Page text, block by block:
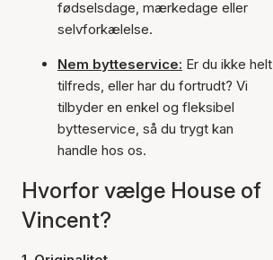
fødselsdage, mærkedage eller
selvforkælelse.
Nem bytteservice: Er du ikke helt
tilfreds, eller har du fortrudt? Vi
tilbyder en enkel og fleksibel
bytteservice, så du trygt kan
handle hos os.
Hvorfor vælge House of
Vincent?